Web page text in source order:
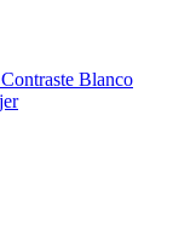
Blanco